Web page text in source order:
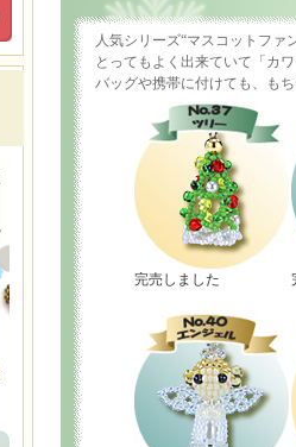
人気シリーズ“マスコットファ
とってもよく出来ていて「カ
バッグや携帯に付けても、も
完売しました